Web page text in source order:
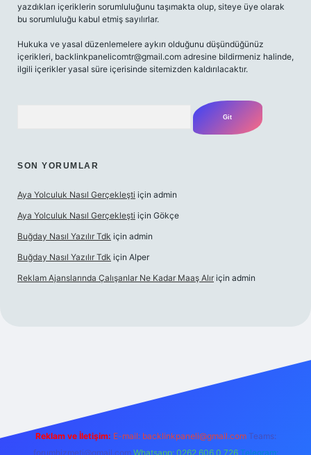
yazdıkları içeriklerin sorumluluğunu taşımakta olup, siteye üye olarak
bu sorumluluğu kabul etmiş sayılırlar.
Hukuka ve yasal düzenlemelere aykırı olduğunu düşündüğünüz
içerikleri, backlinkpanelicomtr@gmail.com adresine bildirmeniz halinde,
ilgili içerikler yasal süre içerisinde sitemizden kaldırılacaktır.
SON YORUMLAR
Aya Yolculuk Nasıl Gerçekleşti için admin
Aya Yolculuk Nasıl Gerçekleşti için Gökçe
Buğday Nasıl Yazılır Tdk için admin
Buğday Nasıl Yazılır Tdk için Alper
Reklam Ajanslarında Çalışanlar Ne Kadar Maaş Alır için admin
Reklam ve İletişim: E-mail: backlinkpaneli@gmail.com Teams:
forumhizmeti@gmail.com Whatsapp: 0262 606 0 726 Telegram: